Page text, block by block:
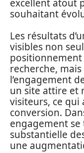
excellent atout
souhaitant
Les résultats
visibles non
positionnement
recherche,
l’engagement
un site attire et
visiteurs, ce qui
conversion.
engagement
substantielle
une